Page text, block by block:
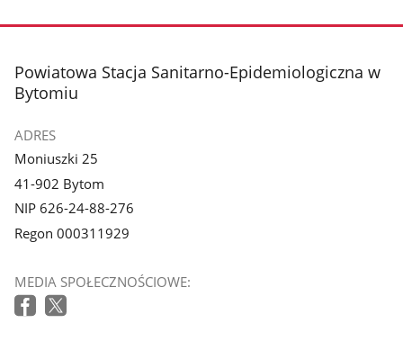
stopka
Powiatowa Stacja Sanitarno-Epidemiologiczna w
Bytomiu
ADRES
Moniuszki 25
41-902 Bytom
NIP 626-24-88-276
Regon 000311929
MEDIA SPOŁECZNOŚCIOWE: